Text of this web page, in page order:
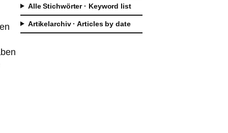
Alle Stichwörter · Keyword list
Artikelarchiv · Articles by date